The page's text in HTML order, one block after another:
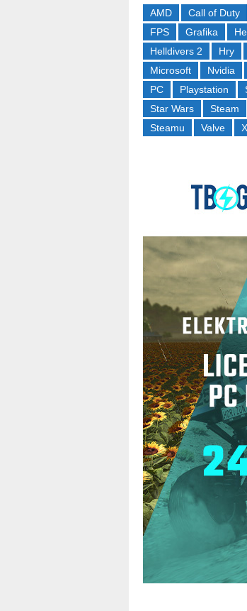
AMD Call of Duty
FPS
Grafika
Helldivers 2
Hry
Microsoft
Nvidia
PC
Playstation
Star Wars
Steam
Steamu
Valve